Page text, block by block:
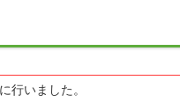
行いました。